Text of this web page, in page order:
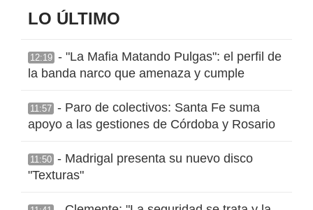
LO ÚLTIMO
12:19 - "La Mafia Matando Pulgas": el perfil de
la banda narco que amenaza y cumple
11:57 - Paro de colectivos: Santa Fe suma
apoyo a las gestiones de Córdoba y Rosario
11:50 - Madrigal presenta su nuevo disco
"Texturas"